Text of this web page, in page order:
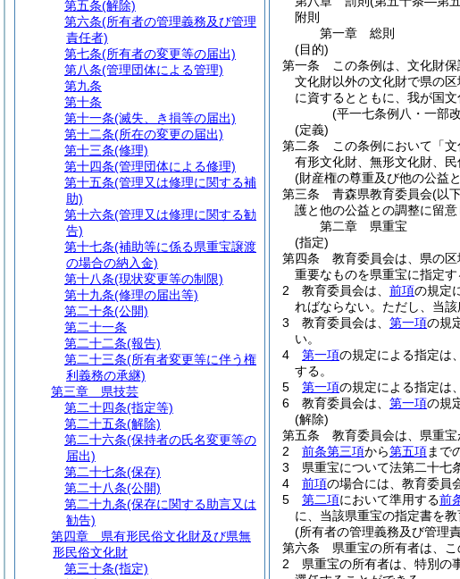
附則
第一章
総則
(目的)
第一条
この条例は、文化財
文化財以外の文化財で県の
に資するとともに、我が国
(平一七条例八・一部
(定義)
第二条
この条例において「
有形文化財、無形文化財、民
(財産権の尊重及び他の公益
第三条
青森県教育委員会(以
護と他の公益との調整に留意
第二章
県重宝
(指定)
第四条
教育委員会は、県の
重要なものを県重宝に指定す
2
教育委員会は、 前項の規定
ればならない。 ただし、当
3
教育委員会は、 第一項の規
い。
4
第一項の規定による指定は
する。
5
第一項の規定による指定は、
6
教育委員会は、 第一項の規
(解除)
第五条
教育委員会は、県重
2
前条第三項から第五項まで
3
県重宝について法第二十七
4
前項の場合には、教育委員
5
第二項において準用する前
に、当該県重宝の指定書を
(所有者の管理義務及び管理
第六条
県重宝の所有者は、
2
県重宝の所有者は、特別の
第五条(解除)
第六条(所有者の管理義務及び管理
責任者)
第七条(所有者の変更等の届出)
第八条(管理団体による管理)
第九条
第十条
第十一条(滅失、き損等の届出)
第十二条(所在の変更の届出)
第十三条(修理)
第十四条(管理団体による修理)
第十五条(管理又は修理に関する補
助)
第十六条(管理又は修理に関する勧
告)
第十七条(補助等に係る県重宝譲渡
の場合の納入金)
第十八条(現状変更等の制限)
第十九条(修理の届出等)
第二十条(公開)
第二十一条
第二十二条(報告)
第二十三条(所有者変更等に伴う権
利義務の承継)
第三章
県技芸
第二十四条(指定等)
第二十五条(解除)
第二十六条(保持者の氏名変更等の
届出)
第二十七条(保存)
第二十八条(公開)
第二十九条(保存に関する助言又は
勧告)
第四章
県有形民俗文化財及び県無
形民俗文化財
第三十条(指定)